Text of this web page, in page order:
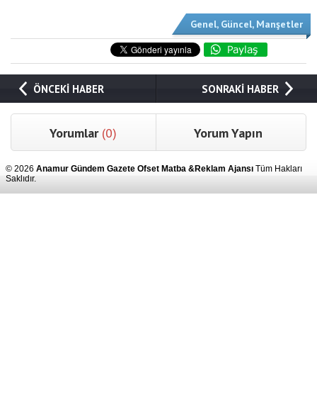
Genel, Güncel, Manşetler
ÖNCEKİ HABER SONRAKİ HABER
Yorumlar (0) Yorum Yapın
© 2026 Anamur Gündem Gazete Ofset Matba &Reklam Ajansı Tüm Hakları
Saklıdır.